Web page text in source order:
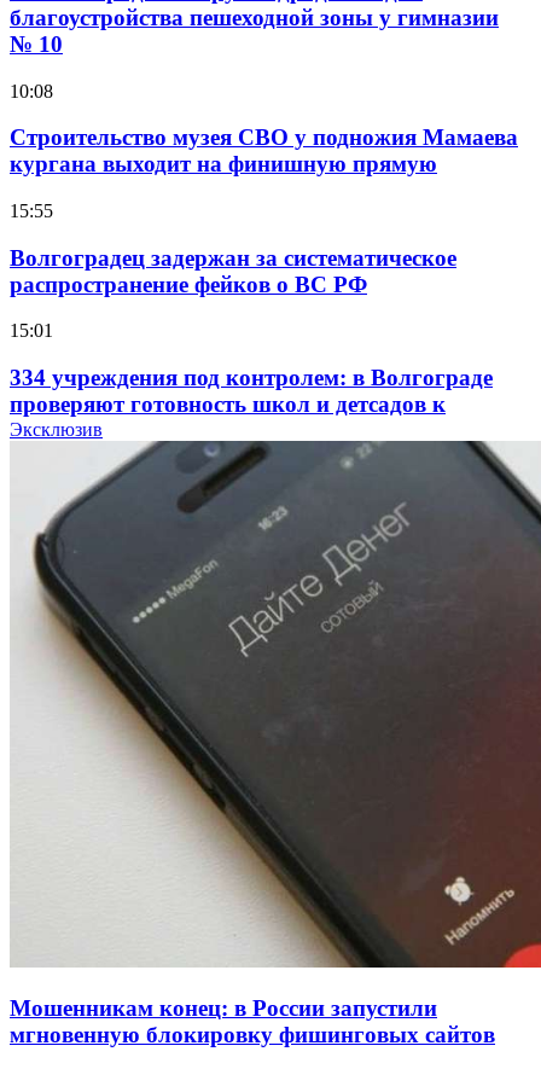
благоустройства пешеходной зоны у гимназии
№ 10
10:08
Строительство музея СВО у подножия Мамаева
кургана выходит на финишную прямую
15:55
Волгоградец задержан за систематическое
распространение фейков о ВС РФ
15:01
334 учреждения под контролем: в Волгограде
проверяют готовность школ и детсадов к
учебному году
Покушение на убийство в Волгограде: девушка
напала на незнакомую женщину с ножом
12:39
Сладкий праздник в Волгограде: в Центральном
парке прошёл фестиваль „Арбузный переполох“
Волгоградские компании нарастили экспорт:
заключены контракты на 3,6 млн долларов
Эксклюзив
Мошенникам конец: в России запустили
мгновенную блокировку фишинговых сайтов